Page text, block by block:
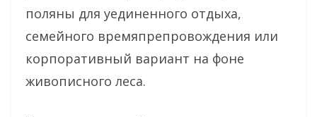
поляны для уединенного отдыха,
семейного времяпрепровождения или
корпоративный вариант на фоне
живописного леса.